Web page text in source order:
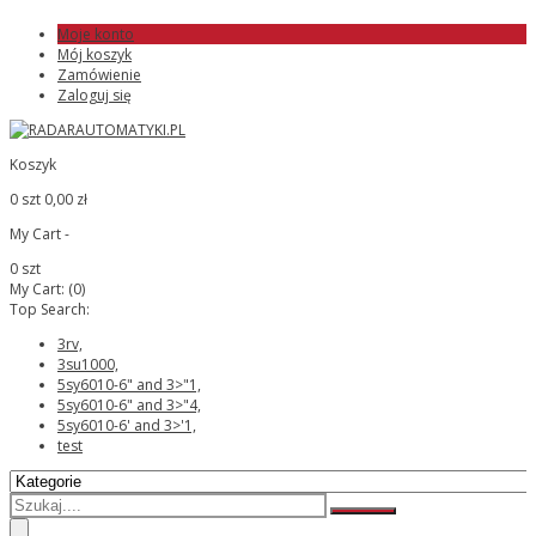
Moje konto
Mój koszyk
Zamówienie
Zaloguj się
Koszyk
0 szt 0,00 zł
My Cart -
0 szt
My Cart: (0)
Top Search:
3rv,
3su1000,
5sy6010-6" and 3>"1,
5sy6010-6" and 3>"4,
5sy6010-6' and 3>'1,
test